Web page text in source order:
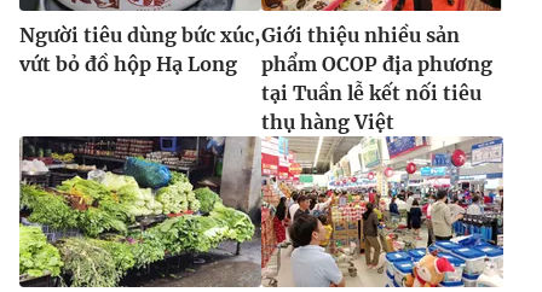
Người tiêu dùng bức xúc,
vứt bỏ đồ hộp Hạ Long
Giới thiệu nhiều sản
phẩm OCOP địa phương
tại Tuần lễ kết nối tiêu
thụ hàng Việt